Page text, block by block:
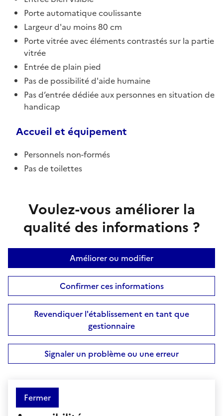
Porte automatique coulissante
Largeur d'au moins 80 cm
Porte vitrée avec éléments contrastés sur la partie
vitrée
Entrée de plain pied
Pas de possibilité d'aide humaine
Pas d’entrée dédiée aux personnes en situation de
handicap
Accueil et équipement
Personnels non-formés
Pas de toilettes
Voulez-vous améliorer la
qualité des informations ?
Améliorer ou modifier
Confirmer ces informations
Revendiquer l'établissement en tant que
gestionnaire
Signaler un problème ou une erreur
Fermer